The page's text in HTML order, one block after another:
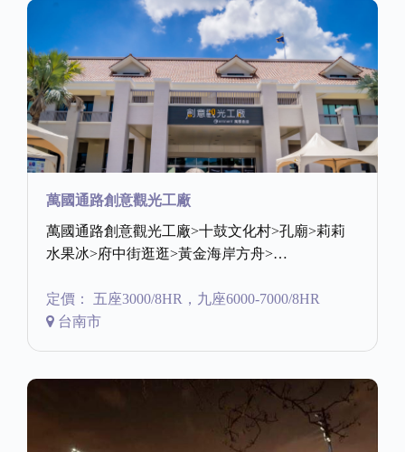
萬國通路創意觀光工廠
萬國通路創意觀光工廠>十鼓文化村>孔廟>莉莉
水果冰>府中街逛逛>黃金海岸方舟>…
定價： 五座3000/8HR，九座6000-7000/8HR
台南市